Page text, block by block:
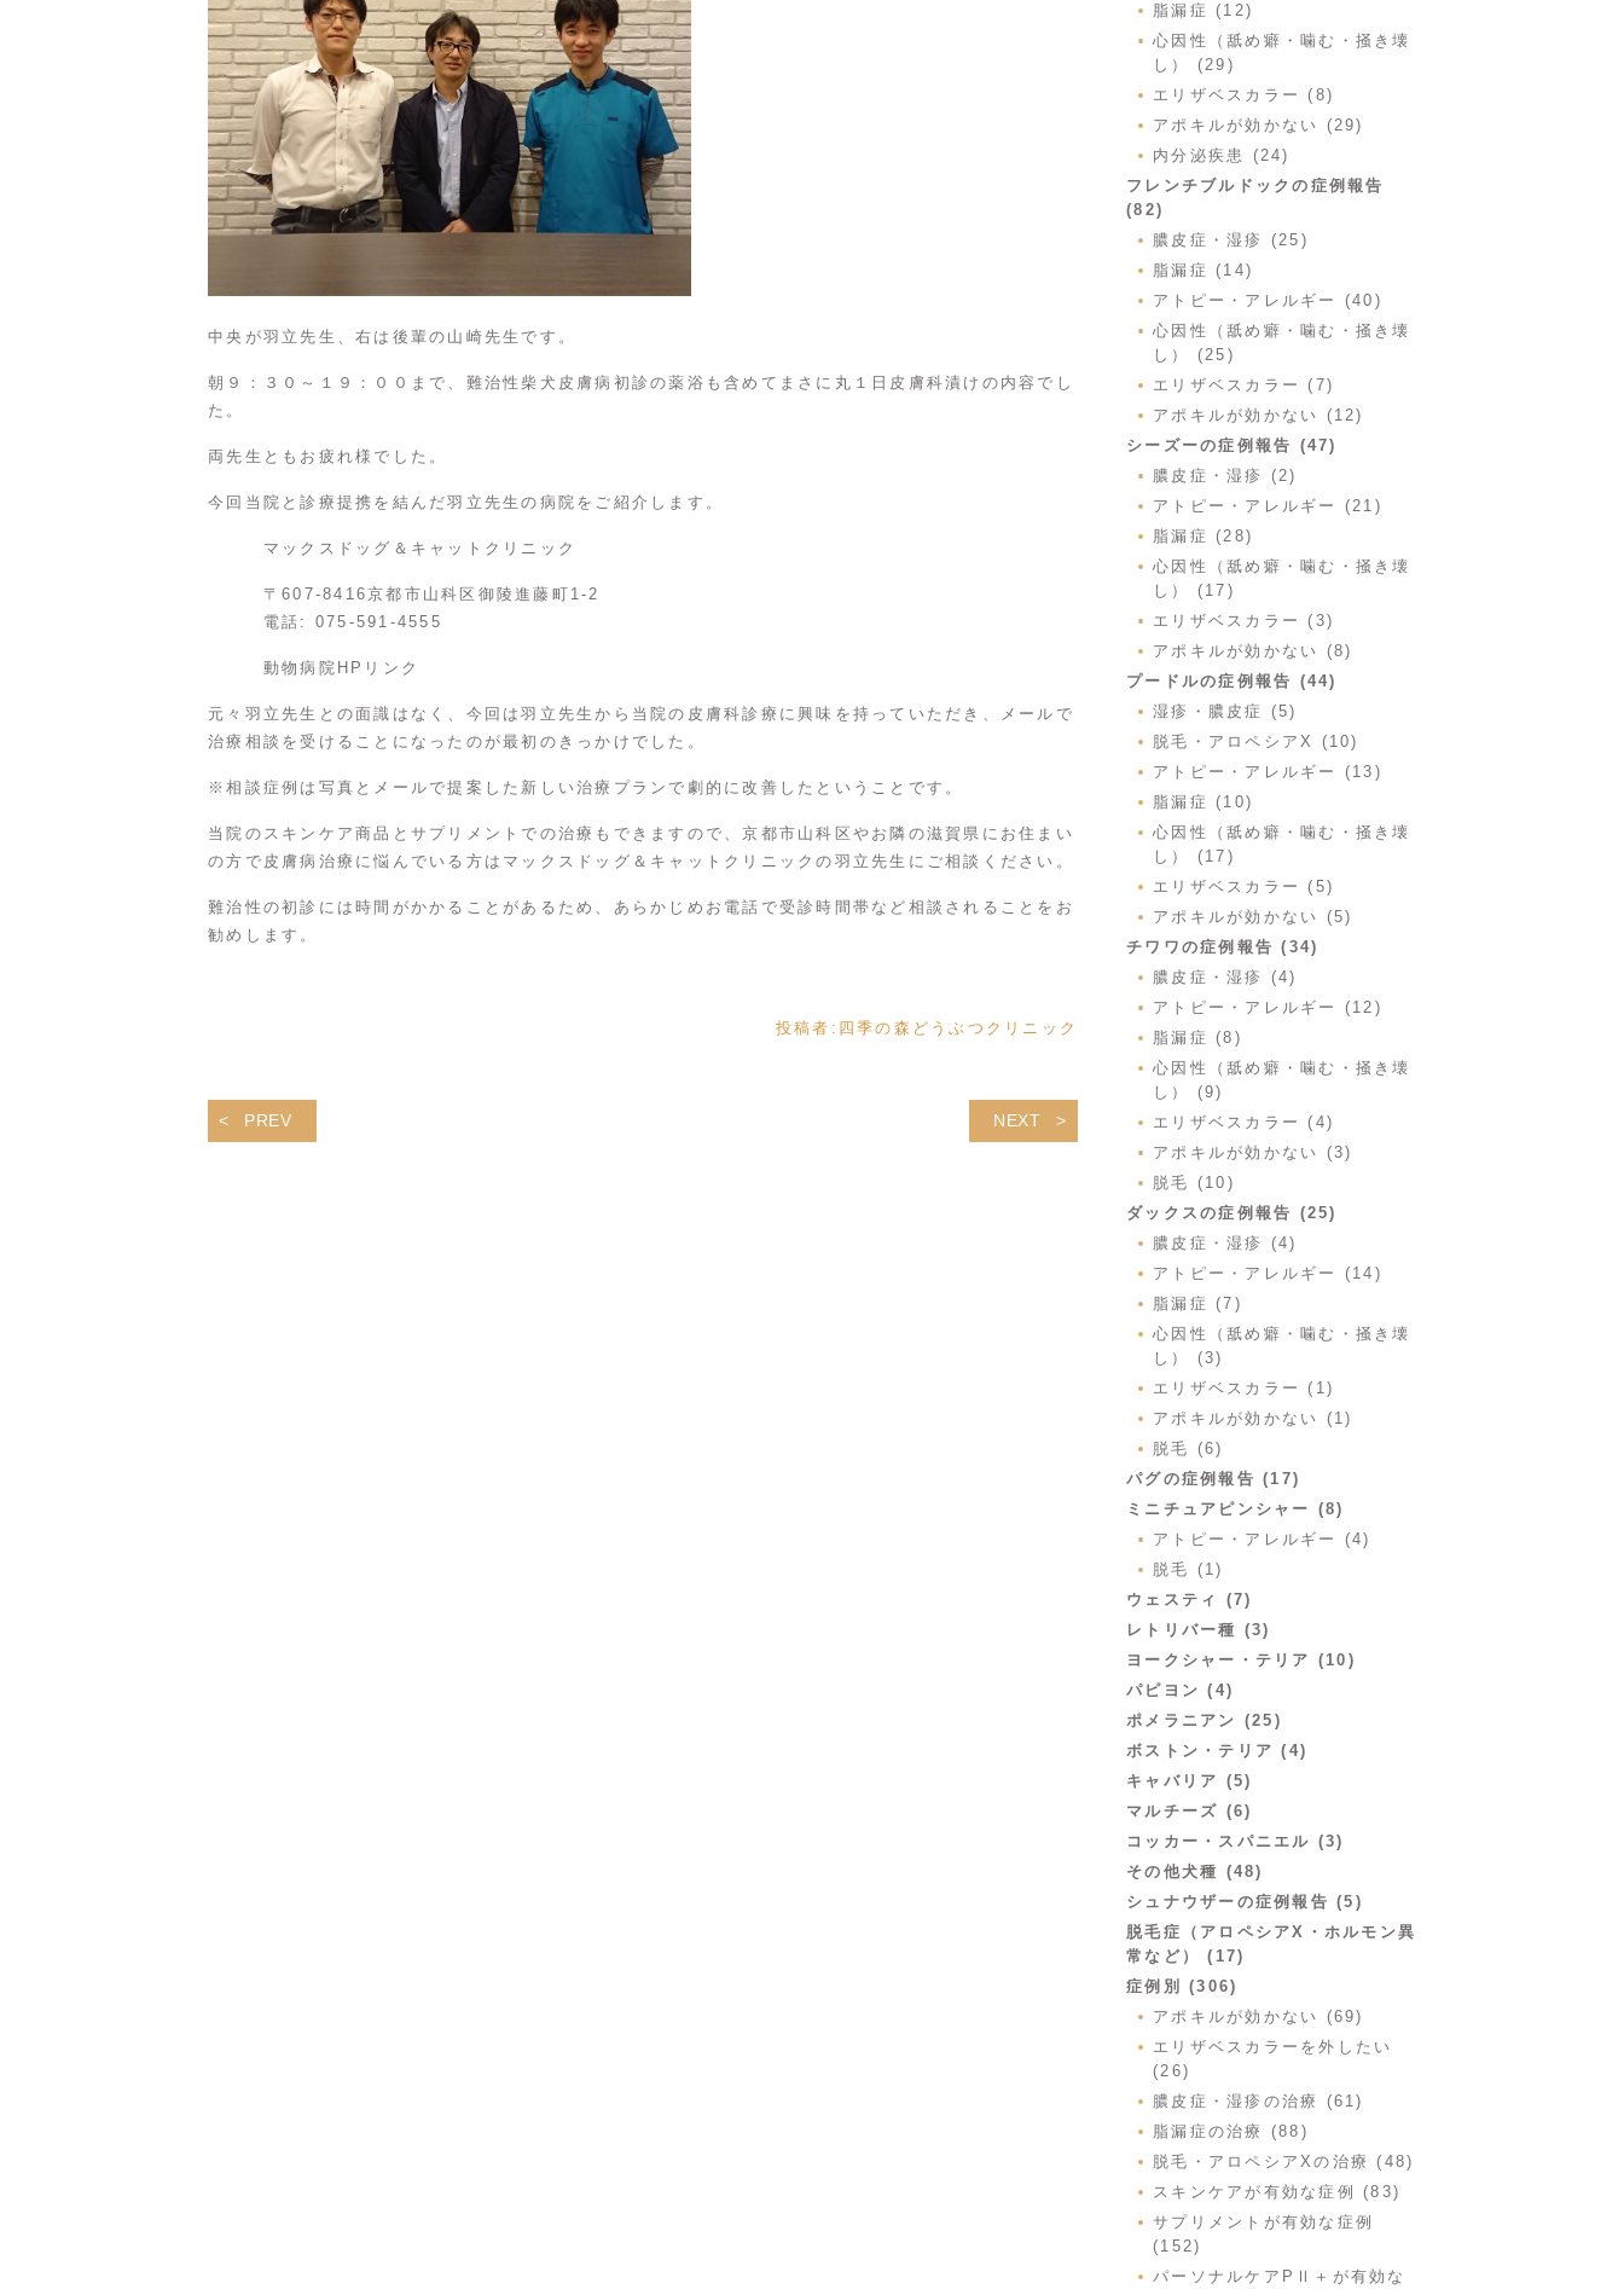
中央が羽立先生、右は後輩の山崎先生です。
朝９：３０～１９：００まで、難治性柴犬皮膚病初診の薬浴も含めてまさに丸１日皮膚科漬けの内容でし
た。
両先生ともお疲れ様でした。
今回当院と診療提携を結んだ羽立先生の病院をご紹介します。
マックスドッグ＆キャットクリニック
〒607-8416京都市山科区御陵進藤町1-2
電話: 075-591-4555
動物病院HPリンク
元々羽立先生との面識はなく、今回は羽立先生から当院の皮膚科診療に興味を持っていただき、メールで
治療相談を受けることになったのが最初のきっかけでした。
※相談症例は写真とメールで提案した新しい治療プランで劇的に改善したということです。
当院のスキンケア商品とサプリメントでの治療もできますので、京都市山科区やお隣の滋賀県にお住まい
の方で皮膚病治療に悩んでいる方はマックスドッグ＆キャットクリニックの羽立先生にご相談ください。
難治性の初診には時間がかかることがあるため、あらかじめお電話で受診時間帯など相談されることをお
勧めします。
投稿者: 四季の森どうぶつクリニック
PREV NEXT
脂漏症 (12)
心因性（舐め癖・噛む・掻き壊
し） (29)
エリザベスカラー (8)
アポキルが効かない (29)
内分泌疾患 (24)
フレンチブルドックの症例報告
(82)
膿皮症・湿疹 (25)
脂漏症 (14)
アトピー・アレルギー (40)
心因性（舐め癖・噛む・掻き壊
し） (25)
エリザベスカラー (7)
アポキルが効かない (12)
シーズーの症例報告 (47)
膿皮症・湿疹 (2)
アトピー・アレルギー (21)
脂漏症 (28)
心因性（舐め癖・噛む・掻き壊
し） (17)
エリザベスカラー (3)
アポキルが効かない (8)
プードルの症例報告 (44)
湿疹・膿皮症 (5)
脱毛・アロペシアX (10)
アトピー・アレルギー (13)
脂漏症 (10)
心因性（舐め癖・噛む・掻き壊
し） (17)
エリザベスカラー (5)
アポキルが効かない (5)
チワワの症例報告 (34)
膿皮症・湿疹 (4)
アトピー・アレルギー (12)
脂漏症 (8)
心因性（舐め癖・噛む・掻き壊
し） (9)
エリザベスカラー (4)
アポキルが効かない (3)
脱毛 (10)
ダックスの症例報告 (25)
膿皮症・湿疹 (4)
アトピー・アレルギー (14)
脂漏症 (7)
心因性（舐め癖・噛む・掻き壊
し） (3)
エリザベスカラー (1)
アポキルが効かない (1)
脱毛 (6)
パグの症例報告 (17)
ミニチュアピンシャー (8)
アトピー・アレルギー (4)
脱毛 (1)
ウェスティ (7)
レトリバー種 (3)
ヨークシャー・テリア (10)
パピヨン (4)
ポメラニアン (25)
ボストン・テリア (4)
キャバリア (5)
マルチーズ (6)
コッカー・スパニエル (3)
その他犬種 (48)
シュナウザーの症例報告 (5)
脱毛症（アロペシアX・ホルモン異
常など） (17)
症例別 (306)
アポキルが効かない (69)
エリザベスカラーを外したい
(26)
膿皮症・湿疹の治療 (61)
脂漏症の治療 (88)
脱毛・アロペシアXの治療 (48)
スキンケアが有効な症例 (83)
サプリメントが有効な症例
(152)
パーソナルケアPⅡ＋が有効な